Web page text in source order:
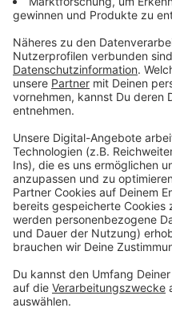
Anzeige
Und so bereitet ihr
Anzeige
Maishuhn:
Die Zucchini der
schneiden (am
Aufschnittmaschine).
Die Zucchinistreifen
Maishuhnbrüste
eine leicht
Die Maishuhnbrüste